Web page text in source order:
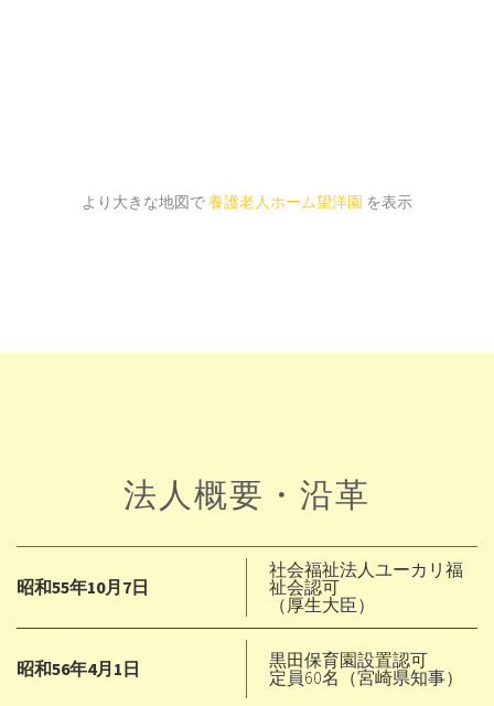
より大きな地図で養護老人ホーム望洋園 を表示
法人概要・沿革
昭和55年10月7日
社会福祉法人ユーカリ福
祉会認可
（厚生大臣）
昭和56年4月1日
黒田保育園設置認可
定員60名（宮崎県知事）